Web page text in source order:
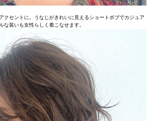
クセントに。うなじがきれいに見えるショートボブでカジュア
ルな装いも女性らしく着こなせます。